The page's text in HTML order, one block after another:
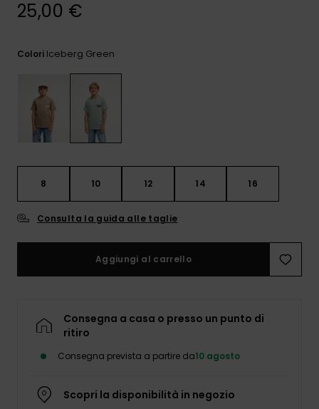
25,00 €
Colori Iceberg Green
8 10 12 14 16
Consulta la guida alle taglie
Aggiungi al carrello
Consegna a casa o presso un punto di
ritiro
Consegna prevista a partire da10 agosto
Scopri la disponibilità in negozio